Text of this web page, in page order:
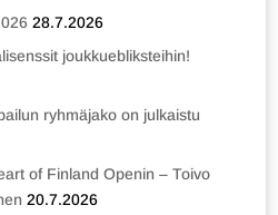
28.7.2026
joukkuebliksteihin!
ryhmäjako on julkaistu
of Finland Openin – Toivo
20.7.2026